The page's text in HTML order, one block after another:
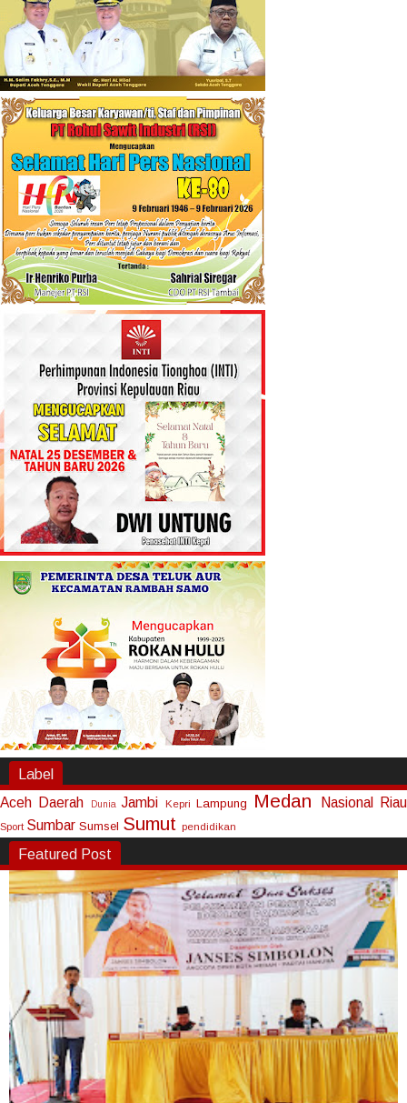
Label
Aceh Daerah Dunia Jambi Kepri Lampung Medan Nasional Riau
Sport Sumbar Sumsel Sumut pendidikan
Featured Post